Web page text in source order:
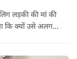
लड़की की मां की
कि क्यों उसे अलग